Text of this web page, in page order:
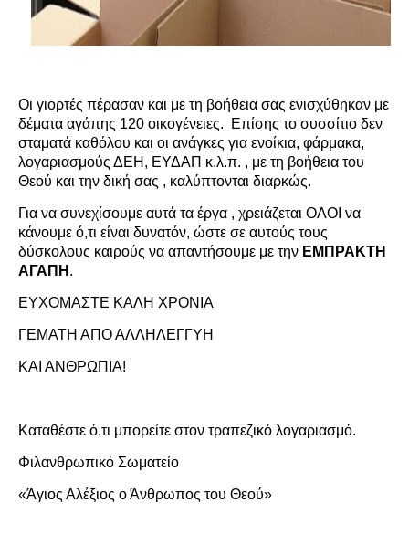
Οι γιορτές πέρασαν και με τη βοήθεια σας ενισχύθηκαν με
δέματα αγάπης 120 οικογένειες. Επίσης το συσσίτιο δεν
σταματά καθόλου και οι ανάγκες για ενοίκια, φάρμακα,
λογαριασμούς ΔΕΗ, ΕΥΔΑΠ κ.λ.π. , με τη βοήθεια του
Θεού και την δική σας , καλύπτονται διαρκώς.
Για να συνεχίσουμε αυτά τα έργα , χρειάζεται ΟΛΟΙ να
κάνουμε ό,τι είναι δυνατόν, ώστε σε αυτούς τους
δύσκολους καιρούς να απαντήσουμε με την ΕΜΠΡΑΚΤΗ
ΑΓΑΠΗ .
ΕΥΧΟΜΑΣΤΕ ΚΑΛΗ ΧΡΟΝΙΑ
ΓΕΜΑΤΗ ΑΠΟ ΑΛΛΗΛΕΓΓΥΗ
ΚΑΙ ΑΝΘΡΩΠΙΑ!
Καταθέστε ό,τι μπορείτε στον τραπεζικό λογαριασμό.
Φιλανθρωπικό Σωματείο
«Άγιος Αλέξιος ο Άνθρωπος του Θεού»